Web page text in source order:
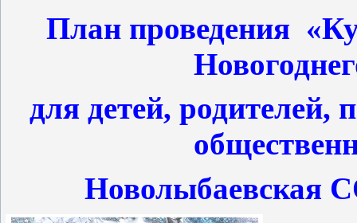
План проведения
для детей, родителей,